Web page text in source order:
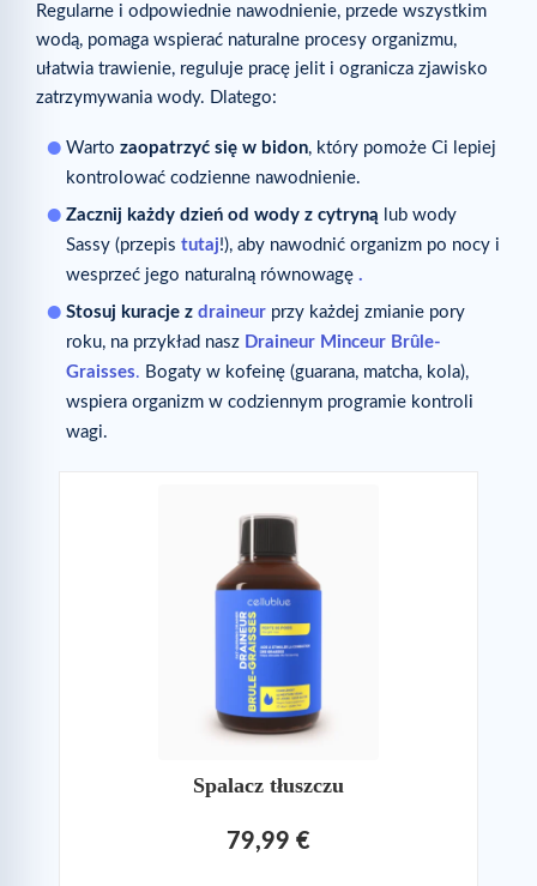
Regularne i odpowiednie nawodnienie, przede wszystkim
wodą, pomaga wspierać naturalne procesy organizmu,
ułatwia trawienie, reguluje pracę jelit i ogranicza zjawisko
zatrzymywania wody. Dlatego:
Warto zaopatrzyć się w bidon, który pomoże Ci lepiej
kontrolować codzienne nawodnienie.
Zacznij każdy dzień od wody z cytryną lub wody
Sassy (przepis tutaj!), aby nawodnić organizm po nocy i
wesprzeć jego naturalną równowagę .
Stosuj kuracje z draineur przy każdej zmianie pory
roku, na przykład nasz Draineur Minceur Brûle-
Graisses. Bogaty w kofeinę (guarana, matcha, kola),
wspiera organizm w codziennym programie kontroli
wagi.
Spalacz tłuszczu
79,99 €